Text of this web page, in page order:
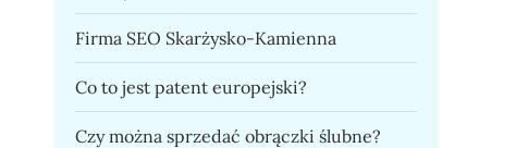
Firma SEO Skarżysko-Kamienna
Co to jest patent europejski?
Czy można sprzedać obrączki ślubne?